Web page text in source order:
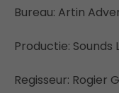
Bureau: Artin
Productie: Sounds
Regisseur: Rogier